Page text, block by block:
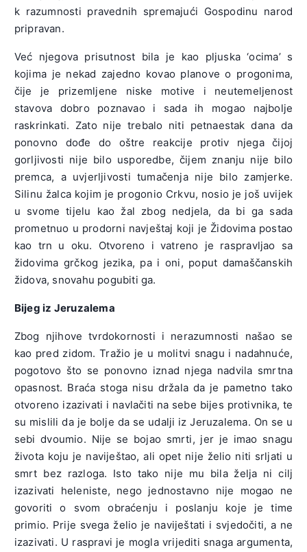
k razumnosti pravednih spremajući Gospodinu narod
pripravan.
Već njegova prisutnost bila je kao pljuska ‘ocima’ s
kojima je nekad zajedno kovao planove o progonima,
čije je prizemljene niske motive i neutemeljenost
stavova dobro poznavao i sada ih mogao najbolje
raskrinkati. Zato nije trebalo niti petnaestak dana da
ponovno dođe do oštre reakcije protiv njega čijoj
gorljivosti nije bilo usporedbe, čijem znanju nije bilo
premca, a uvjerljivosti tumačenja nije bilo zamjerke.
Silinu žalca kojim je progonio Crkvu, nosio je još uvijek
u svome tijelu kao žal zbog nedjela, da bi ga sada
prometnuo u prodorni navještaj koji je Židovima postao
kao trn u oku. Otvoreno i vatreno je raspravljao sa
židovima grčkog jezika, pa i oni, poput damaščanskih
židova, snovahu pogubiti ga.
Bijeg iz Jeruzalema
Zbog njihove tvrdokornosti i nerazumnosti našao se
kao pred zidom. Tražio je u molitvi snagu i nadahnuće,
pogotovo što se ponovno iznad njega nadvila smrtna
opasnost. Braća stoga nisu držala da je pametno tako
otvoreno izazivati i navlačiti na sebe bijes protivnika, te
su mislili da je bolje da se udalji iz Jeruzalema. On se u
sebi dvoumio. Nije se bojao smrti, jer je imao snagu
života koju je naviještao, ali opet nije želio niti srljati u
smrt bez razloga. Isto tako nije mu bila želja ni cilj
izazivati heleniste, nego jednostavno nije mogao ne
govoriti o svom obraćenju i poslanju koje je time
primio. Prije svega želio je naviještati i svjedočiti, a ne
izazivati. U raspravi je mogla vrijediti snaga argumenta,